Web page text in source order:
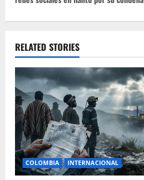
a
v
i
g
a
t
i
o
RELATED STORIES
COLOMBIA INTERNACIONAL